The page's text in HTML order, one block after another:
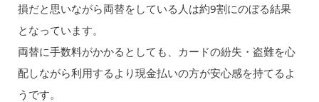
損だと思いながら両替をしている人は約9割にのぼる結果
となっています。
両替に手数料がかかるとしても、カードの紛失・盗難を心
配しながら利用するより現金払いの方が安心感を持てるよ
うです。